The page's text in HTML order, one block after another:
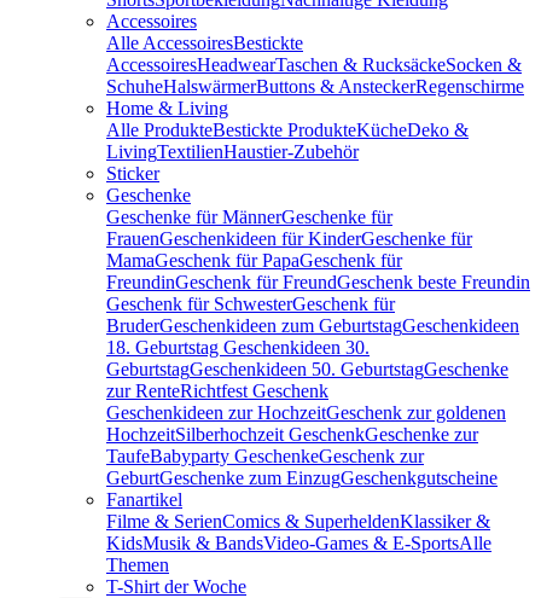
Accessoires
Alle AccessoiresBestickte
AccessoiresHeadwearTaschen & RucksäckeSocken &
SchuheHalswärmerButtons & AnsteckerRegenschirme
Home & Living
Alle ProdukteBestickte ProdukteKücheDeko &
LivingTextilienHaustier-Zubehör
Sticker
Geschenke
Geschenke für MännerGeschenke für
FrauenGeschenkideen für KinderGeschenke für
MamaGeschenk für PapaGeschenk für
FreundinGeschenk für FreundGeschenk beste Freundin
Geschenk für SchwesterGeschenk für
BruderGeschenkideen zum GeburtstagGeschenkideen
18. Geburtstag Geschenkideen 30.
GeburtstagGeschenkideen 50. GeburtstagGeschenke
zur RenteRichtfest Geschenk
Geschenkideen zur HochzeitGeschenk zur goldenen
HochzeitSilberhochzeit GeschenkGeschenke zur
TaufeBabyparty GeschenkeGeschenk zur
GeburtGeschenke zum EinzugGeschenkgutscheine
Fanartikel
Filme & SerienComics & SuperheldenKlassiker &
KidsMusik & BandsVideo-Games & E-SportsAlle
Themen
T-Shirt der Woche